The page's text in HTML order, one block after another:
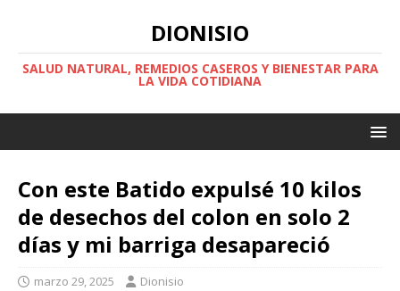
DIONISIO
SALUD NATURAL, REMEDIOS CASEROS Y BIENESTAR PARA
LA VIDA COTIDIANA
Con este Batido expulsé 10 kilos
de desechos del colon en solo 2
días y mi barriga desapareció
marzo 29, 2025 Dionisio